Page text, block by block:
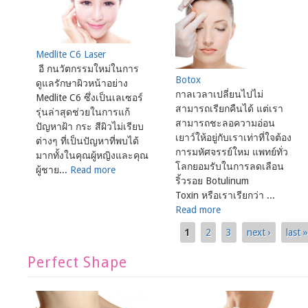
Medlite C6 Laser
อี กนวัตกรรมใหม่ในการ
ดูแลรักษาผิวหน้าอย่าง
Medlite C6 ซึ่งเป็นเลเซอร์
รุ่นล่าสุดช่วยในการแก้
ปัญหาฝ้า กระ สีผิวไม่เรียบ
ต่างๆ ที่เป็นปัญหาที่พบได้
มากทั้งในคุณผู้หญิงและคุณ
ผู้ชาย... Read more
Botox
กาลเวลาเปลี่ยนไปไม่
สามารถเรียกคืนได้ แต่เรา
สามารถชะลอความอ่อน
เยาว์ให้อยู่กับเราเท่าที่ใจต้อง
การมหัศจรรย์ใหม แพทย์ทั่ว
โลกยอมรับในการลดเลือน
ริ้วรอย Botulinum
Toxin หรือเราเรียกว่า ...
Read more
1 2 3 next › last »
Perfect Shape